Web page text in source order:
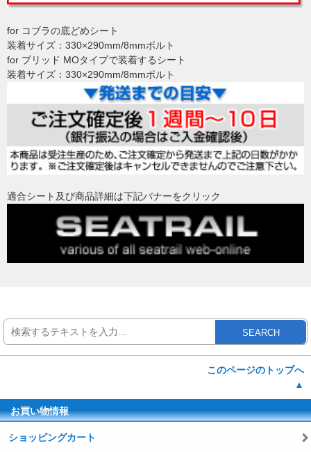
for コブラの底どめシート
装着サイズ：330×290mm/8mmボルト
for ブリッド MOタイプで装着するシート
装着サイズ：330×290mm/8mmボルト
適合シート及び商品詳細は下記バナーをクリック
SEARCH
このページのトップへ
▲
お買い物情報
ショッピングカート